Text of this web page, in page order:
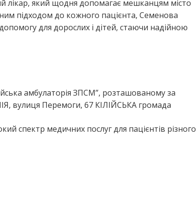
лікар, який щодня допомагає мешканцям місто
підходом до кожного пацієнта, Семенова
для дорослих і дітей, стаючи надійною
амбулаторія ЗПСМ”, розташованому за
вулиця Перемоги, 67 КІЛІЙСЬКА громада
спектр медичних послуг для пацієнтів різного